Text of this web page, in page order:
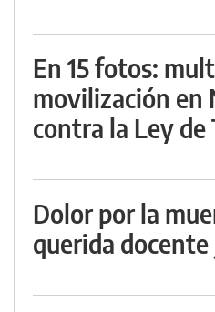
En 15 fotos:
movilización en
contra la Ley de
Dolor por la
querida